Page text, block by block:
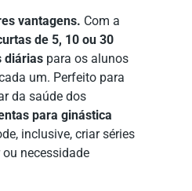
vantagens. Com a
de 5, 10 ou 30
diárias para os alunos
um. Perfeito para
da saúde dos
para ginástica
inclusive, criar séries
necessidade